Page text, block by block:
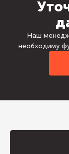
Наш
необходиму